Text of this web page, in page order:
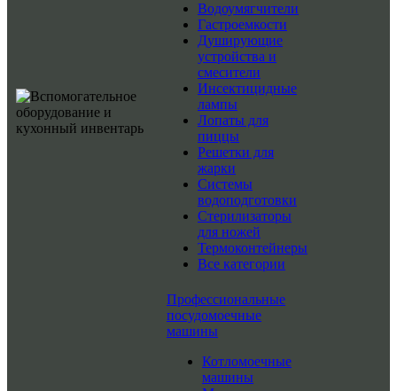
Водоумягчители
Гастроемкости
Душирующие
устройства и
смесители
Инсектицидные
лампы
Лопаты для
пиццы
Решетки для
жарки
Системы
водоподготовки
Стерилизаторы
для ножей
Термоконтейнеры
Все категории
Профессиональные
посудомоечные
машины
Котломоечные
машины